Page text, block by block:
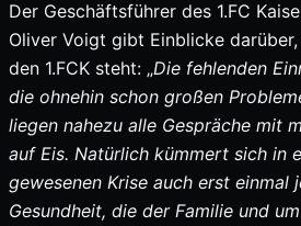
Der Geschäftsführer des 1.FC
Oliver Voigt gibt Einblicke
den 1.FCK steht: „Die fehlenden
die ohnehin schon großen
liegen nahezu alle Gespräche mit
auf Eis. Natürlich kümmert sich in
gewesenen Krise auch erst einmal
Gesundheit, die der Familie und